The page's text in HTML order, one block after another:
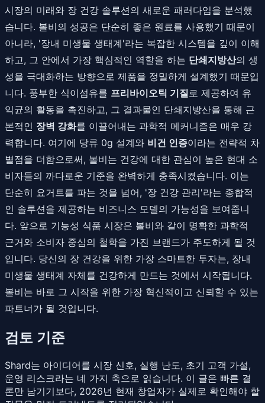
시장의 미래와 장 건강 솔루션의 새로운 패러다임을 분석했
습니다. 볼비의 성공은 단순히 좋은 원료를 사용했기 때문이
아니라, '장내 미생물 생태계'라는 복잡한 시스템을 깊이 이해
하고, 그 안에서 가장 핵심적인 역할을 하는 단쇄지방산의 생
성을 극대화하는 방향으로 제품을 정밀하게 설계했기 때문입
니다. 풍부한 식이섬유를 프리바이오틱 기질 로 제공하여 유
익균의 활동을 촉진하고, 그 결과물인 단쇄지방산을 통해 근
본적인 장벽 강화를 이끌어내는 과학적 메커니즘은 매우 강
력합니다. 여기에 당류 0g 설계와 비건 인증이라는 전략적 차
별점을 더함으로써, 볼비는 건강에 대한 관심이 높은 현대 소
비자들의 까다로운 기준을 완벽하게 충족시켰습니다. 이는
단순히 요거트를 파는 것을 넘어, '장 건강 관리'라는 종합적
인 솔루션을 제공하는 비즈니스 모델의 가능성을 보여줍니
다. 앞으로 기능성 식품 시장은 볼비와 같이 명확한 과학적
근거와 소비자 중심의 철학을 가진 브랜드가 주도하게 될 것
입니다. 당신의 장 건강을 위한 가장 스마트한 투자는, 장내
미생물 생태계 자체를 건강하게 만드는 것에서 시작됩니다.
볼비는 바로 그 시작을 위한 가장 혁신적이고 신뢰할 수 있는
파트너가 될 것입니다.
검토 기준
Shard는 아이디어를 시장 신호, 실행 난도, 초기 고객 가설,
운영 리스크라는 네 가지 축으로 읽습니다. 이 글은 빠른 결
론만 남기기보다, 2026년 현재 창업자가 실제로 확인해야 할